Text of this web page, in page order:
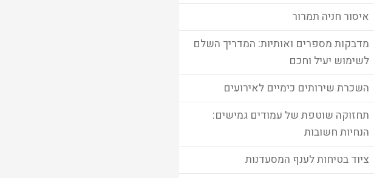
איסור חניה תמרור
מדבקות מספרים ואותיות: המדריך השלם
לשימוש יעיל וחכם
השכרת שירותים כימיים לאירועים
תחזוקה שוטפת של עמודים גמישים:
הנחיות חשובות
ציוד בטיחות לענף המסעדנות